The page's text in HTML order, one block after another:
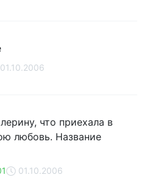
01.10.2006
что приехала в
любовь. Название
01.10.2006